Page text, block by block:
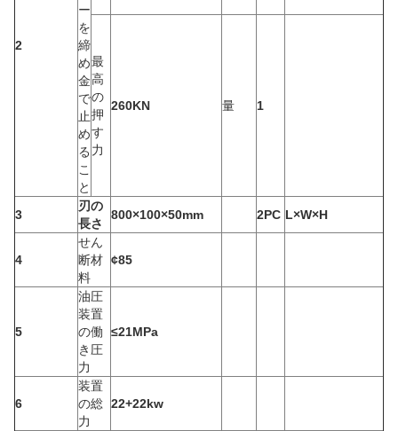
2
ー
を
締
め
金
で
止
め
る
こ
と
最
高
の
押
す
力
260KN 量 1
3
刃の
長さ
800×100×50mm 2PC L×W×H
4
せん
断材
料
¢85
5
油圧
装置
の働
き圧
力
≤21MPa
6
装置
の総
力
22+22kw